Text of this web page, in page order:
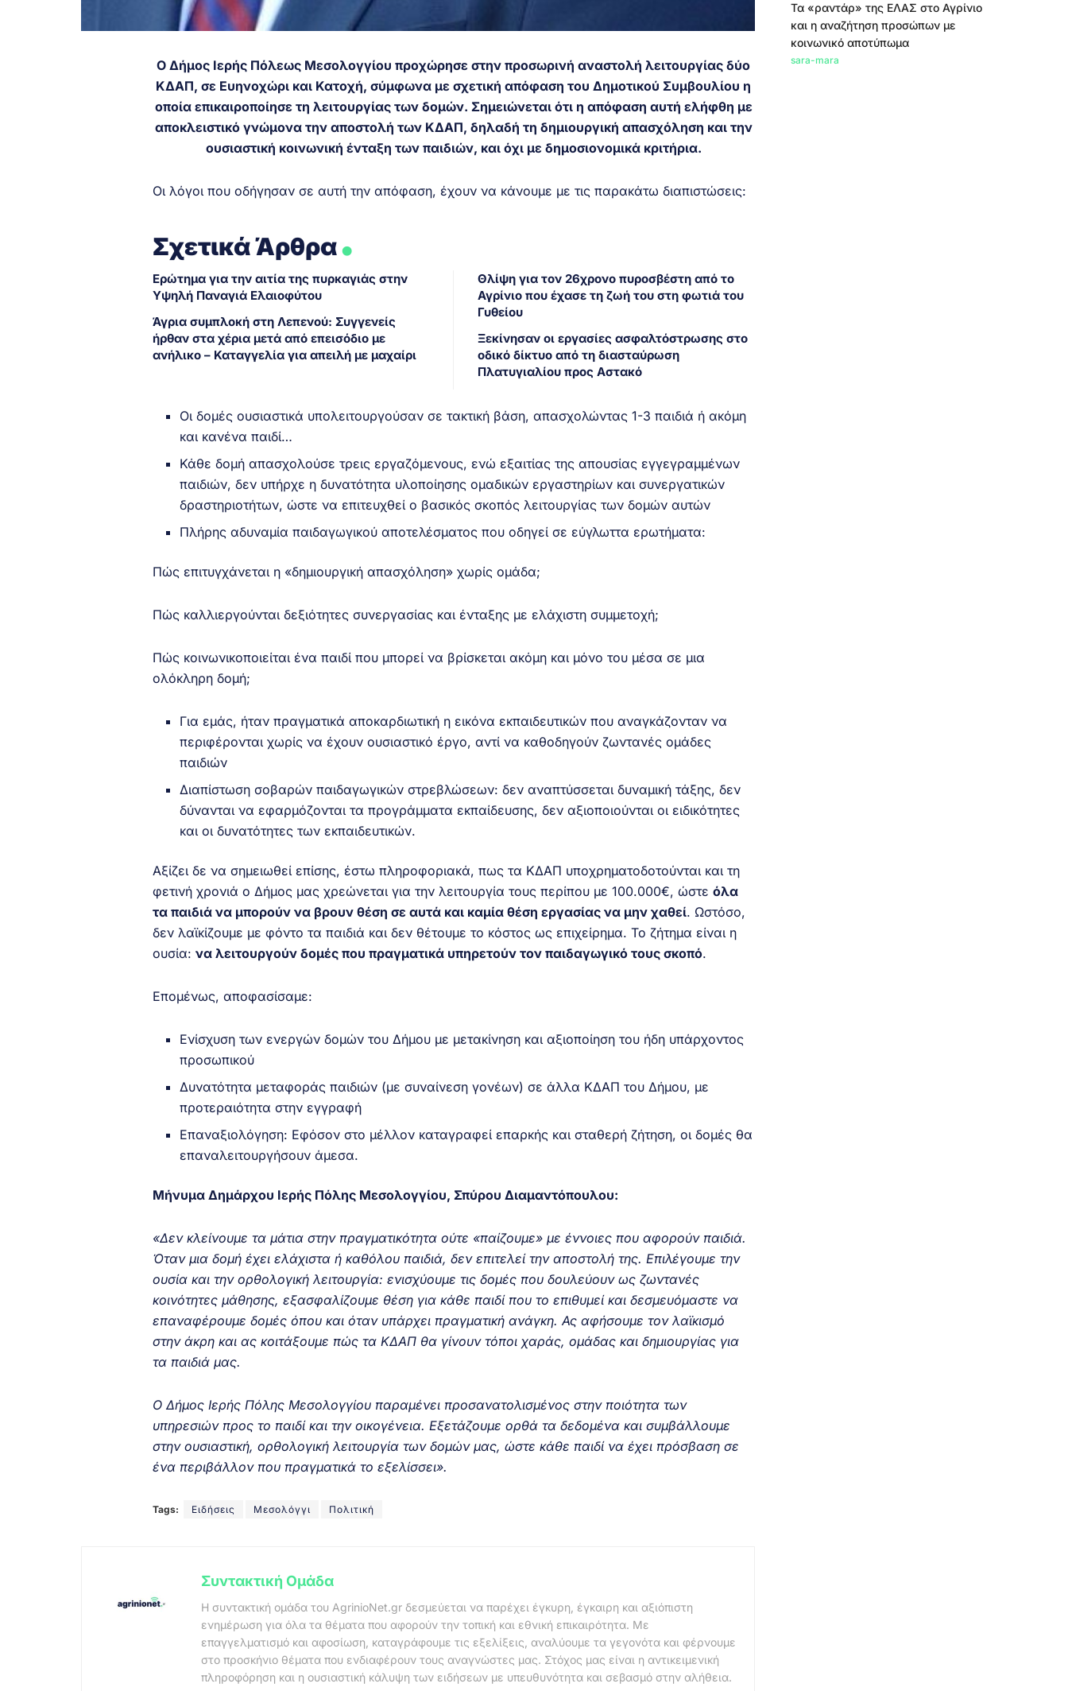
Ο Δήμος Ιερής Πόλεως Μεσολογγίου προχώρησε στην προσωρινή αναστολή λειτουργίας δύο
ΚΔΑΠ, σε Ευηνοχώρι και Κατοχή, σύμφωνα με σχετική απόφαση του Δημοτικού Συμβουλίου η
οποία επικαιροποίησε τη λειτουργίας των δομών. Σημειώνεται ότι η απόφαση αυτή ελήφθη με
αποκλειστικό γνώμονα την αποστολή των ΚΔΑΠ, δηλαδή τη δημιουργική απασχόληση και την
ουσιαστική κοινωνική ένταξη των παιδιών, και όχι με δημοσιονομικά κριτήρια.
Οι λόγοι που οδήγησαν σε αυτή την απόφαση, έχουν να κάνουμε με τις παρακάτω διαπιστώσεις:
Σχετικά Άρθρα.
Ερώτημα για την αιτία της πυρκαγιάς στην
Υψηλή Παναγιά Ελαιοφύτου
Άγρια συμπλοκή στη Λεπενού: Συγγενείς
ήρθαν στα χέρια μετά από επεισόδιο με
ανήλικο – Καταγγελία για απειλή με μαχαίρι
Θλίψη για τον 26χρονο πυροσβέστη από το
Αγρίνιο που έχασε τη ζωή του στη φωτιά του
Γυθείου
Ξεκίνησαν οι εργασίες ασφαλτόστρωσης στο
οδικό δίκτυο από τη διασταύρωση
Πλατυγιαλίου προς Αστακό
Οι δομές ουσιαστικά υπολειτουργούσαν σε τακτική βάση, απασχολώντας 1-3 παιδιά ή ακόμη
και κανένα παιδί…
Κάθε δομή απασχολούσε τρεις εργαζόμενους, ενώ εξαιτίας της απουσίας εγγεγραμμένων
παιδιών, δεν υπήρχε η δυνατότητα υλοποίησης ομαδικών εργαστηρίων και συνεργατικών
δραστηριοτήτων, ώστε να επιτευχθεί ο βασικός σκοπός λειτουργίας των δομών αυτών
Πλήρης αδυναμία παιδαγωγικού αποτελέσματος που οδηγεί σε εύγλωττα ερωτήματα:
Πώς επιτυγχάνεται η «δημιουργική απασχόληση» χωρίς ομάδα;
Πώς καλλιεργούνται δεξιότητες συνεργασίας και ένταξης με ελάχιστη συμμετοχή;
Πώς κοινωνικοποιείται ένα παιδί που μπορεί να βρίσκεται ακόμη και μόνο του μέσα σε μια
ολόκληρη δομή;
Για εμάς, ήταν πραγματικά αποκαρδιωτική η εικόνα εκπαιδευτικών που αναγκάζονταν να
περιφέρονται χωρίς να έχουν ουσιαστικό έργο, αντί να καθοδηγούν ζωντανές ομάδες
παιδιών
Διαπίστωση σοβαρών παιδαγωγικών στρεβλώσεων: δεν αναπτύσσεται δυναμική τάξης, δεν
δύνανται να εφαρμόζονται τα προγράμματα εκπαίδευσης, δεν αξιοποιούνται οι ειδικότητες
και οι δυνατότητες των εκπαιδευτικών.
Αξίζει δε να σημειωθεί επίσης, έστω πληροφοριακά, πως τα ΚΔΑΠ υποχρηματοδοτούνται και τη
φετινή χρονιά ο Δήμος μας χρεώνεται για την λειτουργία τους περίπου με 100.000€, ώστε όλα
τα παιδιά να μπορούν να βρουν θέση σε αυτά και καμία θέση εργασίας να μην χαθεί. Ωστόσο,
δεν λαϊκίζουμε με φόντο τα παιδιά και δεν θέτουμε το κόστος ως επιχείρημα. Το ζήτημα είναι η
ουσία: να λειτουργούν δομές που πραγματικά υπηρετούν τον παιδαγωγικό τους σκοπό.
Επομένως, αποφασίσαμε:
Ενίσχυση των ενεργών δομών του Δήμου με μετακίνηση και αξιοποίηση του ήδη υπάρχοντος
προσωπικού
Δυνατότητα μεταφοράς παιδιών (με συναίνεση γονέων) σε άλλα ΚΔΑΠ του Δήμου, με
προτεραιότητα στην εγγραφή
Επαναξιολόγηση: Εφόσον στο μέλλον καταγραφεί επαρκής και σταθερή ζήτηση, οι δομές θα
επαναλειτουργήσουν άμεσα.
Μήνυμα Δημάρχου Ιερής Πόλης Μεσολογγίου, Σπύρου Διαμαντόπουλου:
«Δεν κλείνουμε τα μάτια στην πραγματικότητα ούτε «παίζουμε» με έννοιες που αφορούν παιδιά.
Όταν μια δομή έχει ελάχιστα ή καθόλου παιδιά, δεν επιτελεί την αποστολή της. Επιλέγουμε την
ουσία και την ορθολογική λειτουργία: ενισχύουμε τις δομές που δουλεύουν ως ζωντανές
κοινότητες μάθησης, εξασφαλίζουμε θέση για κάθε παιδί που το επιθυμεί και δεσμευόμαστε να
επαναφέρουμε δομές όπου και όταν υπάρχει πραγματική ανάγκη. Ας αφήσουμε τον λαϊκισμό
στην άκρη και ας κοιτάξουμε πώς τα ΚΔΑΠ θα γίνουν τόποι χαράς, ομάδας και δημιουργίας για
τα παιδιά μας.
Ο Δήμος Ιερής Πόλης Μεσολογγίου παραμένει προσανατολισμένος στην ποιότητα των
υπηρεσιών προς το παιδί και την οικογένεια. Εξετάζουμε ορθά τα δεδομένα και συμβάλλουμε
στην ουσιαστική, ορθολογική λειτουργία των δομών μας, ώστε κάθε παιδί να έχει πρόσβαση σε
ένα περιβάλλον που πραγματικά το εξελίσσει».
Tags: Ειδήσεις Μεσολόγγι Πολιτική
Συντακτική Ομάδα
Η συντακτική ομάδα του AgrinioNet.gr δεσμεύεται να παρέχει έγκυρη, έγκαιρη και αξιόπιστη
ενημέρωση για όλα τα θέματα που αφορούν την τοπική και εθνική επικαιρότητα. Με
επαγγελματισμό και αφοσίωση, καταγράφουμε τις εξελίξεις, αναλύουμε τα γεγονότα και φέρνουμε
στο προσκήνιο θέματα που ενδιαφέρουν τους αναγνώστες μας. Στόχος μας είναι η αντικειμενική
πληροφόρηση και η ουσιαστική κάλυψη των ειδήσεων με υπευθυνότητα και σεβασμό στην αλήθεια.
Τα «ραντάρ» της ΕΛΑΣ στο Αγρίνιο
και η αναζήτηση προσώπων με
κοινωνικό αποτύπωμα
sara-mara